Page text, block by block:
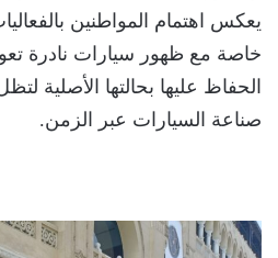
يعكس اهتمام المواطنين بالفعاليات
خاصة مع ظهور سيارات نادرة
الحفاظ عليها بحالتها الأصلية
صناعة السيارات عبر الزمن.